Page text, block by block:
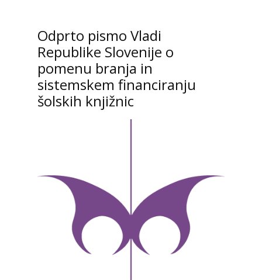
Odprto pismo Vladi
Republike Slovenije o
pomenu branja in
sistemskem financiranju
šolskih knjižnic